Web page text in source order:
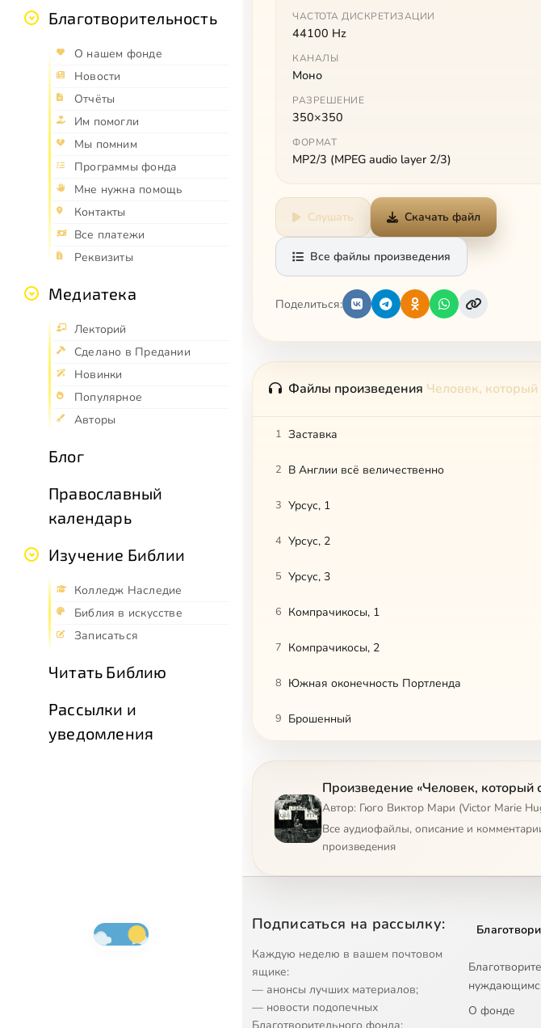
Благотворительность
О нашем фонде
Новости
Отчёты
Им помогли
Мы помним
Программы фонда
Мне нужна помощь
Контакты
Все платежи
Реквизиты
Медиатека
Лекторий
Сделано в Предании
Новинки
Популярное
Авторы
Блог
Православный
календарь
Изучение Библии
Колледж Наследие
Библия в искусстве
Записаться
Читать Библию
Рассылки и
уведомления
ЧАСТОТА ДИСКРЕТИЗАЦИИ
44100 Hz
КАНАЛЫ
Моно
РАЗРЕШЕНИЕ
350×350
ФОРМАТ
MP2/3 (MPEG audio layer 2/3)
Слушать Скачать файл
Все файлы произведения
Поделиться:
Файлы произведения Человек, который
1 Заставка
2 В Англии всё величественно
3 Урсус, 1
4 Урсус, 2
5 Урсус, 3
6 Компрачикосы, 1
7 Компрачикосы, 2
8 Южная оконечность Портленда
9 Брошенный
Вопросы
12 Дерево, изобретенное людьми
15 Законы, не зависящие от человеческой воли
16 Обрисовка первых силуэтов
17 Встревоженные люди на тревожном море
Произведение «Человек, который
Автор: Гюго Виктор Мари (Victor Marie
Все аудиофайлы, описание и
произведения
Подписаться на рассылку:
Каждую неделю в вашем почтовом
ящике:
— анонсы лучших материалов;
— новости подопечных
О фонде